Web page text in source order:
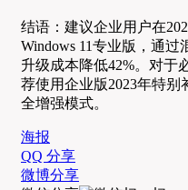
结语：建议企业用户在
Windows 11专业版，通
升级成本降低42%。对于
荐使用企业版2023年特别
全增强模式。
海报
QQ 分享
微博分享